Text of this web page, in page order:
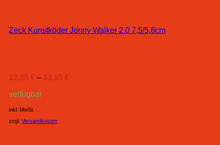
Zeck Kunstköder Jonny Walker 2.0 7,5/5,8cm
12,95 € – 13,95 €
verfügbar
inkl. MwSt.
zzgl. Versandkosten